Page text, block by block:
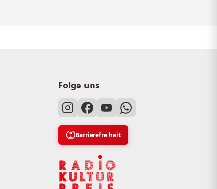
Folge uns
Barrierefreiheit